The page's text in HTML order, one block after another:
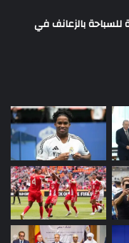
للسباحة بالزعانف في